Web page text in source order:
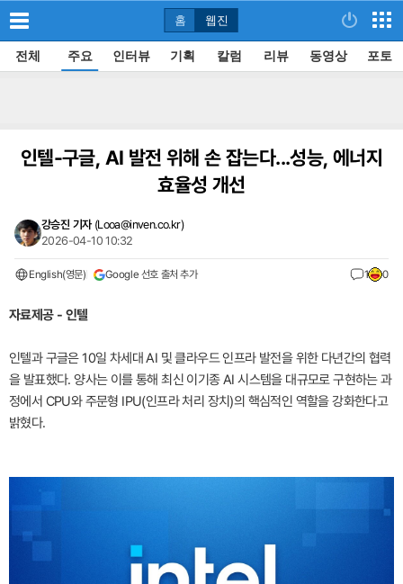
홈 웹진
전체 주요 인터뷰 기획 칼럼 리뷰 동영상 포토
인텔-구글, AI 발전 위해 손 잡는다...성능, 에너지
효율성 개선
강승진 기자 (Looa@inven.co.kr)
2026-04-10 10:32
English(영문) Google 선호 출처 추가 1 0
자료제공 - 인텔
인텔과 구글은 10일 차세대 AI 및 클라우드 인프라 발전을 위한 다년간의 협력
을 발표했다. 양사는 이를 통해 최신 이기종 AI 시스템을 대규모로 구현하는 과
정에서 CPU와 주문형 IPU(인프라 처리 장치)의 핵심적인 역할을 강화한다고
밝혔다.